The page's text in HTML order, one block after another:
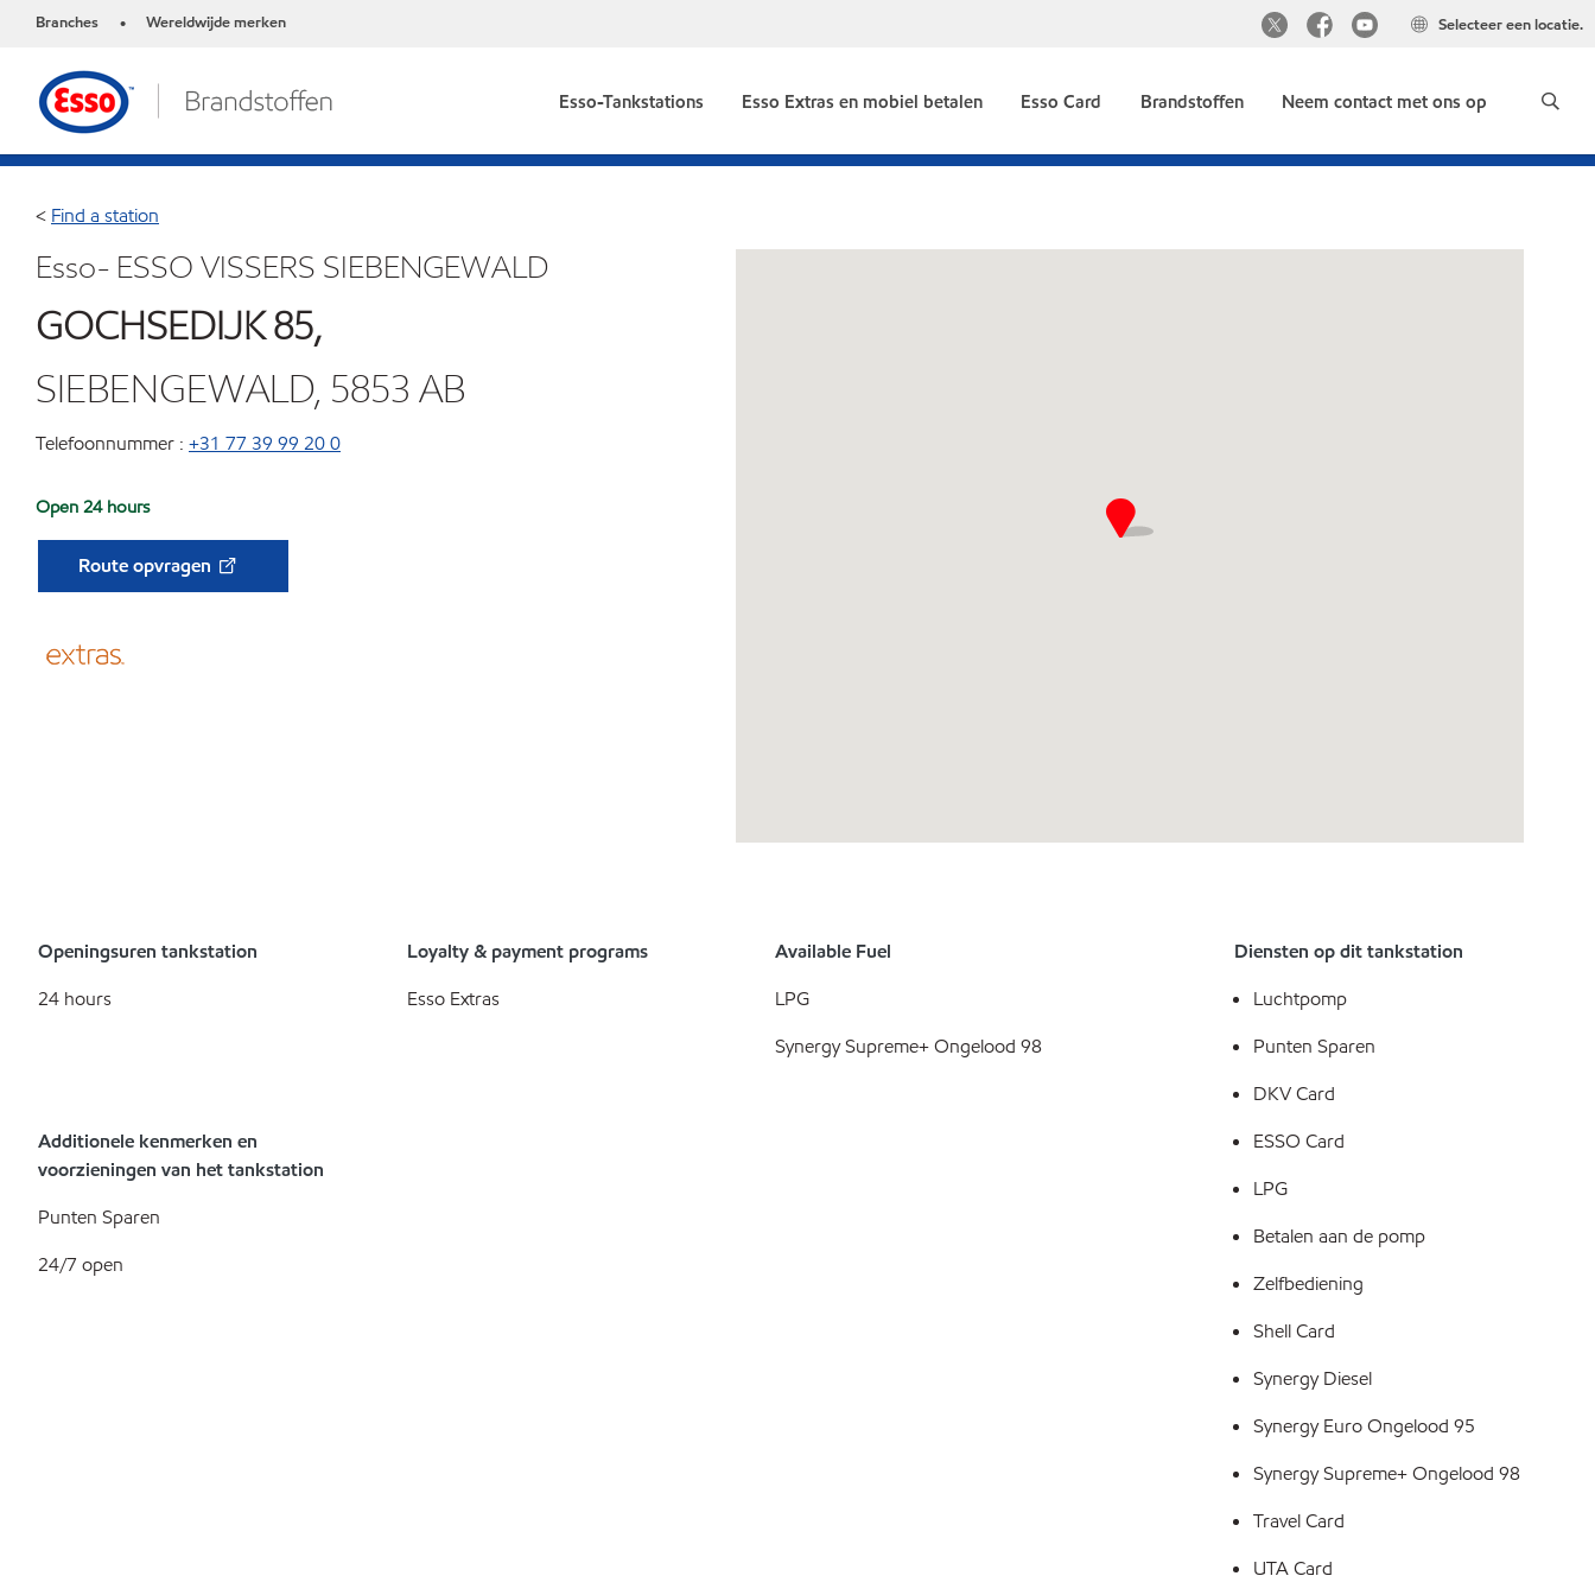
Branches • Wereldwijde merken Selecteer een locatie.
Esso-Tankstations Esso Extras en mobiel betalen Esso Card Brandstoffen Neem contact met ons op
< Find a station
Esso- ESSO VISSERS SIEBENGEWALD
GOCHSEDIJK 85,
SIEBENGEWALD, 5853 AB
Telefoonnummer : +31 77 39 99 20 0
Open 24 hours
Route opvragen
Openingsuren tankstation
24 hours
Loyalty & payment programs
Esso Extras
Available Fuel
LPG
Synergy Supreme+ Ongelood 98
Additionele kenmerken en
voorzieningen van het tankstation
Punten Sparen
24/7 open
Diensten op dit tankstation
Luchtpomp
Punten Sparen
DKV Card
ESSO Card
LPG
Betalen aan de pomp
Zelfbediening
Shell Card
Synergy Diesel
Synergy Euro Ongelood 95
Synergy Supreme+ Ongelood 98
Travel Card
UTA Card